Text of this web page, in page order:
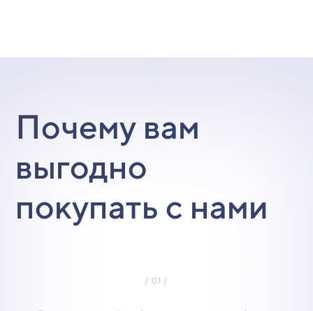
Почему вам
выгодно
покупать с нами